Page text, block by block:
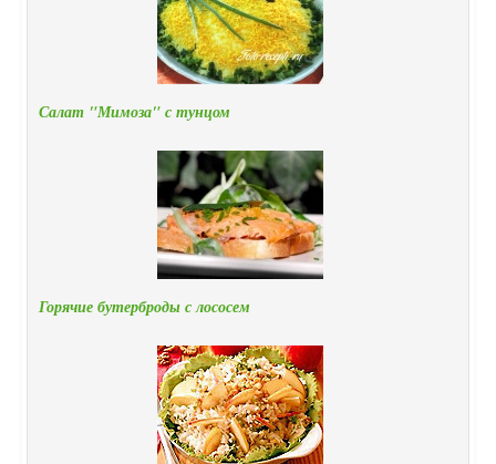
Салат "Мимоза" с тунцом
Горячие бутерброды с лососем